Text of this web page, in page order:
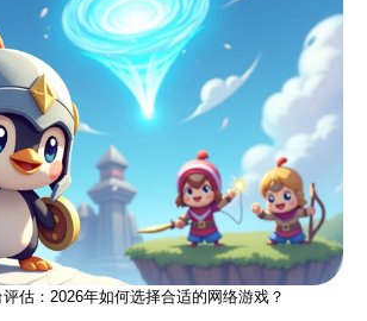
估：2026年如何选择合适的网络游戏？